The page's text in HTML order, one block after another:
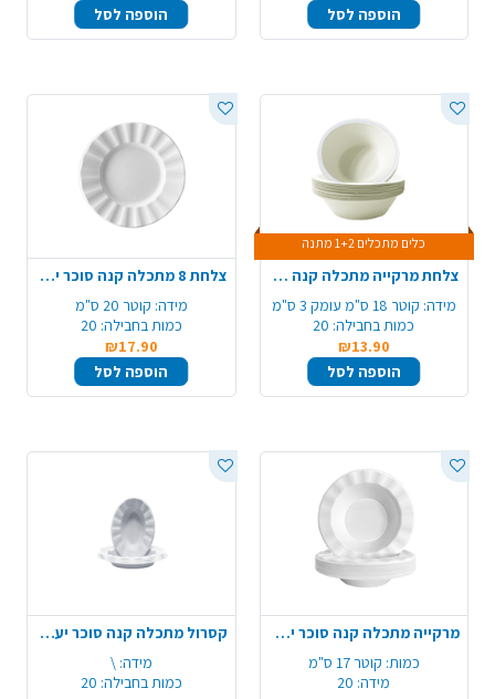
הוספה לסל
הוספה לסל
כלים מתכלים 1+2 מתנה
צלחת מרקייה מתכלה קנה סוכר מודפס 20 יח' - כסף
מידה: קוטר 18 ס"מ עומק 3 ס"מ
כמות בחבילה: 20
₪13.90
הוספה לסל
צלחת 8 מתכלה קנה סוכר יער 20 יח' - טבעי
מידה: קוטר 20 ס"מ
כמות בחבילה: 20
₪17.90
הוספה לסל
מרקייה מתכלה קנה סוכר יער 20 יח' - טבעי
כמות: קוטר 17 ס"מ
מידה: 20
קסרול מתכלה קנה סוכר יער 20 יח' - טבעי
מידה: \
כמות בחבילה: 20